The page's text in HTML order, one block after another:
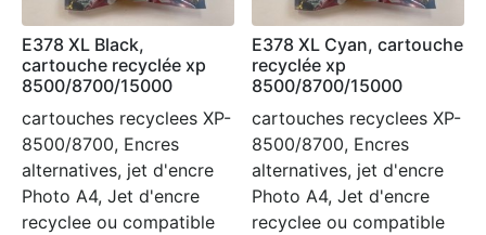
E378 XL Black,
cartouche recyclée xp
8500/8700/15000
cartouches recyclees XP-
8500/8700, Encres
alternatives, jet d'encre
Photo A4, Jet d'encre
recyclee ou compatible
E378 XL Cyan, cartouche
recyclée xp
8500/8700/15000
cartouches recyclees XP-
8500/8700, Encres
alternatives, jet d'encre
Photo A4, Jet d'encre
recyclee ou compatible